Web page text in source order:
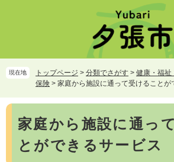
頭
で
飛
ば
て
現在地 トップページ > 分類でさがす > 健康・福祉
保険 > 家庭から施設に通って受けることが
本
家庭から施設に通っ
とができるサービス